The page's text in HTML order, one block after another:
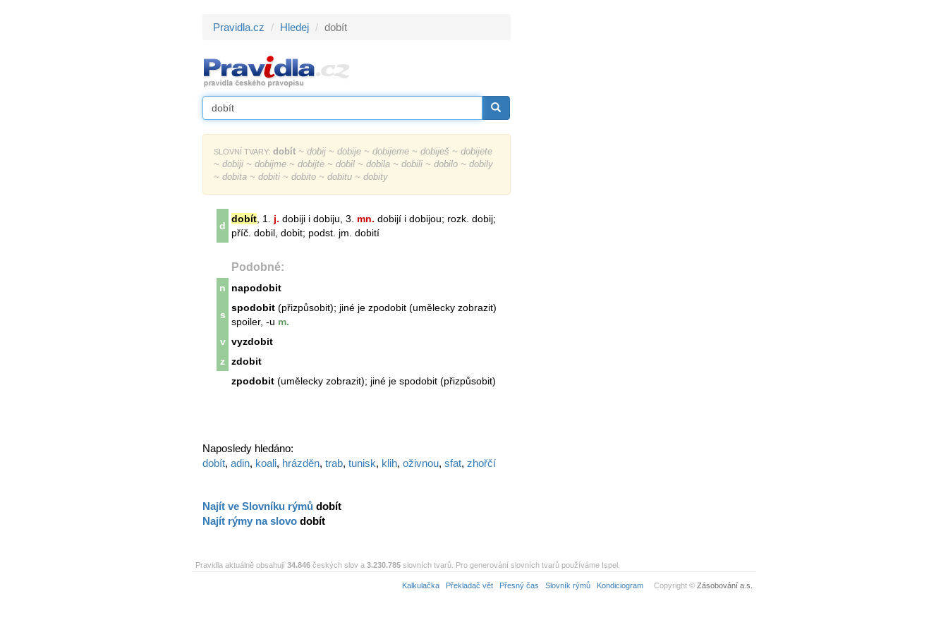
Pravidla.cz Hledej dobít
SLOVNÍ TVARY: dobít ~ dobij ~ dobije ~ dobijeme ~ dobiješ ~ dobijete
~ dobiji ~ dobijme ~ dobijte ~ dobil ~ dobila ~ dobili ~ dobilo ~ dobily
~ dobita ~ dobiti ~ dobito ~ dobitu ~ dobity
d
dobít , 1. j. dobiji i dobiju, 3. mn. dobijí i dobijou; rozk. dobij;
příč. dobil, dobit; podst. jm. dobití
Podobné:
n napodobit
s
spodobit (přizpůsobit); jiné je zpodobit (umělecky zobrazit)
spoiler, -u m.
v vyzdobit
z
zdobit
zpodobit (umělecky zobrazit); jiné je spodobit (přizpůsobit)
Naposledy hledáno:
dobít, adin, koali, hrázděn, trab, tunisk, klih, oživnou, sfat, zhořčí
Najít ve Slovníku rýmů dobít
Najít rýmy na slovo dobít
Pravidla aktuálně obsahují 34.846 českých slov a 3.230.785 slovních tvarů. Pro generování slovních tvarů používáme Ispel.
Kalkulačka Překladač vět Přesný čas Slovník rýmů Kondiciogram Copyright © Zásobování a.s.